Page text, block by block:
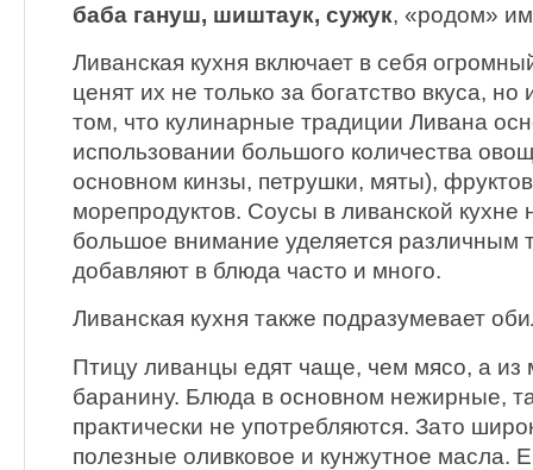
баба гануш, шиштаук, сужук, «родом»
Ливанская кухня включает в себя
ценят их не только за богатство вкуса,
том, что кулинарные традиции Ливана
использовании большого количества
основном кинзы, петрушки, мяты),
морепродуктов. Соусы в ливанской кухне
большое внимание уделяется различным
добавляют в блюда часто и много.
Ливанская кухня также подразумевает
Птицу ливанцы едят чаще, чем мясо, а из
баранину. Блюда в основном нежирные,
практически не употребляются. Зато
полезные оливковое и кунжутное масла.